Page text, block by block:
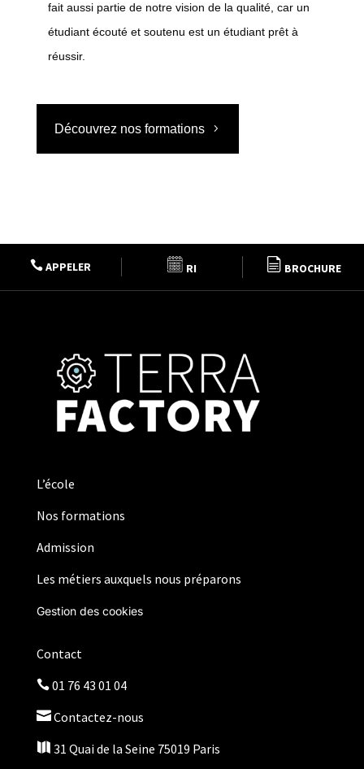
fait aussi partie de notre vision de la qualité, car un
étudiant écouté et soutenu est un étudiant prêt à
réussir.
Découvrez nos formations
APPELER RI BROCHURE
L’école
Nos formations
Admission
Les métiers auxquels nous préparons
Gestion des cookies
Contact
01 76 43 01 04
Contactez-nous
 31 Quai de la Seine 75019 Paris